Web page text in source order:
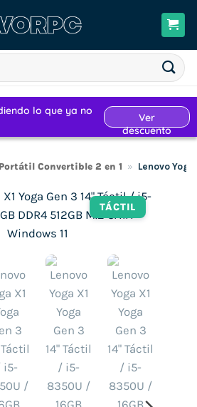
Portátil Convertible 2 en 1 » Lenovo Yoga
TÁCTIL